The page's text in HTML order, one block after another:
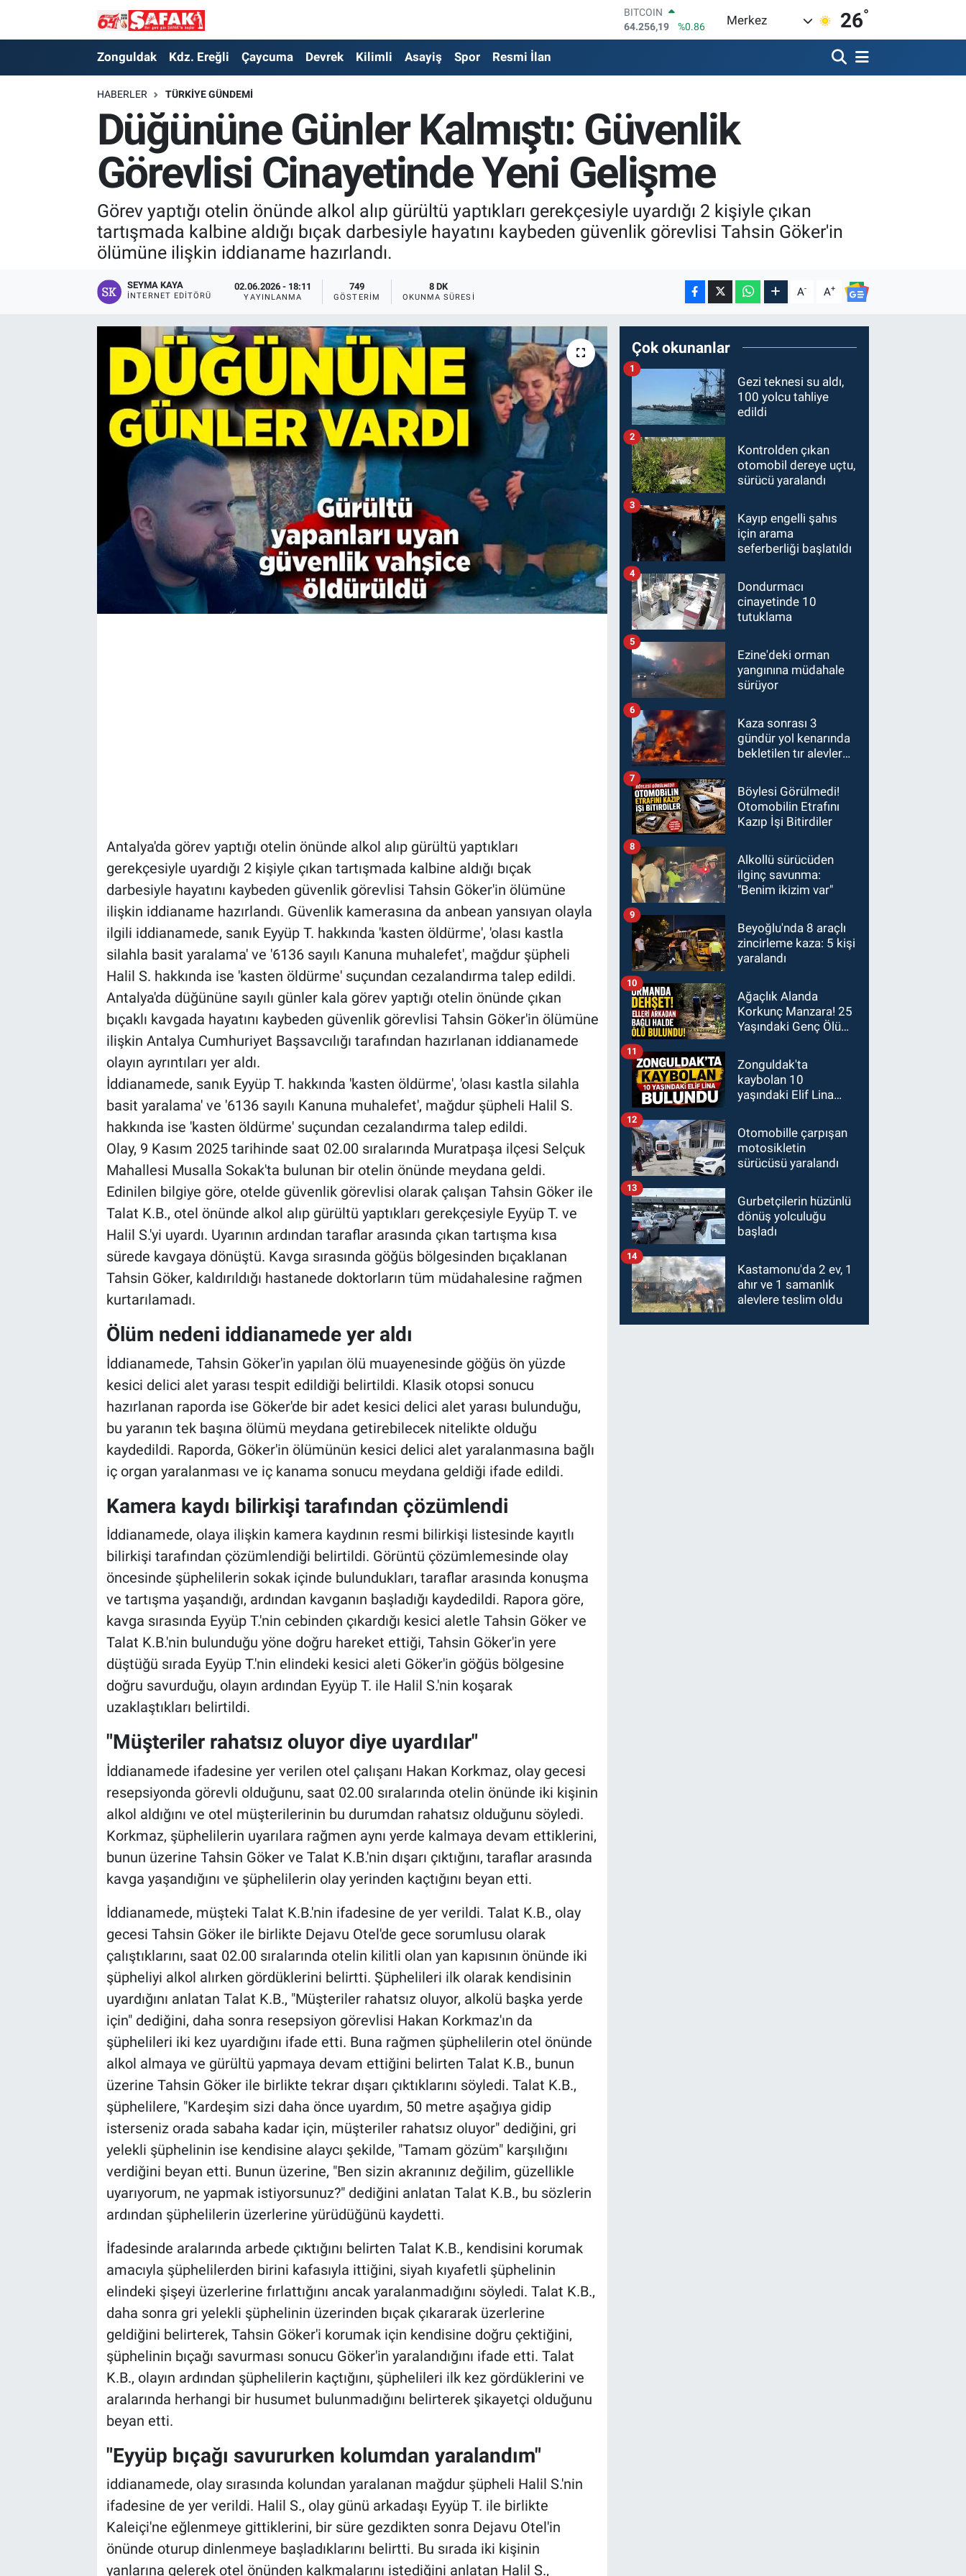
DOLAR
47,5785
%0.1
EURO
6384.71
BİST100
13.688
%0
BITCOIN
64.256,19
%0.86
Merkez 26°
Zonguldak Kdz. Ereğli Çaycuma Devrek Kilimli Asayiş Spor Resmi İlan
HABERLER TÜRKIYE GÜNDEMI
Düğününe Günler Kalmıştı: Güvenlik
Görevlisi Cinayetinde Yeni Gelişme
Görev yaptığı otelin önünde alkol alıp gürültü yaptıkları gerekçesiyle uyardığı 2 kişiyle çıkan
tartışmada kalbine aldığı bıçak darbesiyle hayatını kaybeden güvenlik görevlisi Tahsin Göker'in
ölümüne ilişkin iddianame hazırlandı.
SEYMA KAYA
İNTERNET EDITÖRÜ
02.06.2026 - 18:11
YAYINLANMA
749
GÖSTERIM
8 DK
OKUNMA SÜRESI A- A+
Antalya'da görev yaptığı otelin önünde alkol alıp gürültü yaptıkları
gerekçesiyle uyardığı 2 kişiyle çıkan tartışmada kalbine aldığı bıçak
darbesiyle hayatını kaybeden güvenlik görevlisi Tahsin Göker'in ölümüne
ilişkin iddianame hazırlandı. Güvenlik kamerasına da anbean yansıyan olayla
ilgili iddianamede, sanık Eyyüp T. hakkında 'kasten öldürme', 'olası kastla
silahla basit yaralama' ve '6136 sayılı Kanuna muhalefet', mağdur şüpheli
Halil S. hakkında ise 'kasten öldürme' suçundan cezalandırma talep edildi.
Antalya'da düğününe sayılı günler kala görev yaptığı otelin önünde çıkan
bıçaklı kavgada hayatını kaybeden güvenlik görevlisi Tahsin Göker'in ölümüne
ilişkin Antalya Cumhuriyet Başsavcılığı tarafından hazırlanan iddianamede
olayın ayrıntıları yer aldı.
İddianamede, sanık Eyyüp T. hakkında 'kasten öldürme', 'olası kastla silahla
basit yaralama' ve '6136 sayılı Kanuna muhalefet', mağdur şüpheli Halil S.
hakkında ise 'kasten öldürme' suçundan cezalandırma talep edildi.
Olay, 9 Kasım 2025 tarihinde saat 02.00 sıralarında Muratpaşa ilçesi Selçuk
Mahallesi Musalla Sokak'ta bulunan bir otelin önünde meydana geldi.
Edinilen bilgiye göre, otelde güvenlik görevlisi olarak çalışan Tahsin Göker ile
Talat K.B., otel önünde alkol alıp gürültü yaptıkları gerekçesiyle Eyyüp T. ve
Halil S.'yi uyardı. Uyarının ardından taraflar arasında çıkan tartışma kısa
sürede kavgaya dönüştü. Kavga sırasında göğüs bölgesinden bıçaklanan
Tahsin Göker, kaldırıldığı hastanede doktorların tüm müdahalesine rağmen
kurtarılamadı.
Ölüm nedeni iddianamede yer aldı
İddianamede, Tahsin Göker'in yapılan ölü muayenesinde göğüs ön yüzde
kesici delici alet yarası tespit edildiği belirtildi. Klasik otopsi sonucu
hazırlanan raporda ise Göker'de bir adet kesici delici alet yarası bulunduğu,
bu yaranın tek başına ölümü meydana getirebilecek nitelikte olduğu
kaydedildi. Raporda, Göker'in ölümünün kesici delici alet yaralanmasına bağlı
iç organ yaralanması ve iç kanama sonucu meydana geldiği ifade edildi.
Kamera kaydı bilirkişi tarafından çözümlendi
İddianamede, olaya ilişkin kamera kaydının resmi bilirkişi listesinde kayıtlı
bilirkişi tarafından çözümlendiği belirtildi. Görüntü çözümlemesinde olay
öncesinde şüphelilerin sokak içinde bulundukları, taraflar arasında konuşma
ve tartışma yaşandığı, ardından kavganın başladığı kaydedildi. Rapora göre,
kavga sırasında Eyyüp T.'nin cebinden çıkardığı kesici aletle Tahsin Göker ve
Talat K.B.'nin bulunduğu yöne doğru hareket ettiği, Tahsin Göker'in yere
düştüğü sırada Eyyüp T.'nin elindeki kesici aleti Göker'in göğüs bölgesine
doğru savurduğu, olayın ardından Eyyüp T. ile Halil S.'nin koşarak
uzaklaştıkları belirtildi.
"Müşteriler rahatsız oluyor diye uyardılar"
İddianamede ifadesine yer verilen otel çalışanı Hakan Korkmaz, olay gecesi
resepsiyonda görevli olduğunu, saat 02.00 sıralarında otelin önünde iki kişinin
alkol aldığını ve otel müşterilerinin bu durumdan rahatsız olduğunu söyledi.
Korkmaz, şüphelilerin uyarılara rağmen aynı yerde kalmaya devam ettiklerini,
bunun üzerine Tahsin Göker ve Talat K.B.'nin dışarı çıktığını, taraflar arasında
kavga yaşandığını ve şüphelilerin olay yerinden kaçtığını beyan etti.
İddianamede, müşteki Talat K.B.'nin ifadesine de yer verildi. Talat K.B., olay
gecesi Tahsin Göker ile birlikte Dejavu Otel'de gece sorumlusu olarak
çalıştıklarını, saat 02.00 sıralarında otelin kilitli olan yan kapısının önünde iki
şüpheliyi alkol alırken gördüklerini belirtti. Şüphelileri ilk olarak kendisinin
uyardığını anlatan Talat K.B., "Müşteriler rahatsız oluyor, alkolü başka yerde
için" dediğini, daha sonra resepsiyon görevlisi Hakan Korkmaz'ın da
şüphelileri iki kez uyardığını ifade etti. Buna rağmen şüphelilerin otel önünde
alkol almaya ve gürültü yapmaya devam ettiğini belirten Talat K.B., bunun
üzerine Tahsin Göker ile birlikte tekrar dışarı çıktıklarını söyledi. Talat K.B.,
şüphelilere, "Kardeşim sizi daha önce uyardım, 50 metre aşağıya gidip
isterseniz orada sabaha kadar için, müşteriler rahatsız oluyor" dediğini, gri
yelekli şüphelinin ise kendisine alaycı şekilde, "Tamam gözüm" karşılığını
verdiğini beyan etti. Bunun üzerine, "Ben sizin akranınız değilim, güzellikle
uyarıyorum, ne yapmak istiyorsunuz?" dediğini anlatan Talat K.B., bu sözlerin
ardından şüphelilerin üzerlerine yürüdüğünü kaydetti.
İfadesinde aralarında arbede çıktığını belirten Talat K.B., kendisini korumak
amacıyla şüphelilerden birini kafasıyla ittiğini, siyah kıyafetli şüphelinin
elindeki şişeyi üzerlerine fırlattığını ancak yaralanmadığını söyledi. Talat K.B.,
daha sonra gri yelekli şüphelinin üzerinden bıçak çıkararak üzerlerine
geldiğini belirterek, Tahsin Göker'i korumak için kendisine doğru çektiğini,
şüphelinin bıçağı savurması sonucu Göker'in yaralandığını ifade etti. Talat
K.B., olayın ardından şüphelilerin kaçtığını, şüphelileri ilk kez gördüklerini ve
aralarında herhangi bir husumet bulunmadığını belirterek şikayetçi olduğunu
beyan etti.
"Eyyüp bıçağı savururken kolumdan yaralandım"
iddianamede, olay sırasında kolundan yaralanan mağdur şüpheli Halil S.'nin
ifadesine de yer verildi. Halil S., olay günü arkadaşı Eyyüp T. ile birlikte
Kaleiçi'ne eğlenmeye gittiklerini, bir süre gezdikten sonra Dejavu Otel'in
önünde oturup dinlenmeye başladıklarını belirtti. Bu sırada iki kişinin
yanlarına gelerek otel önünden kalkmalarını istediğini anlatan Halil S.,
Çok okunanlar
Gezi teknesi su aldı,
100 yolcu tahliye
edildi
1
Kontrolden çıkan
otomobil dereye uçtu,
sürücü yaralandı
2
Kayıp engelli şahıs
için arama
seferberliği başlatıldı
3
Dondurmacı
cinayetinde 10
tutuklama
4
Ezine'deki orman
yangınına müdahale
sürüyor
5
Kaza sonrası 3
gündür yol kenarında
bekletilen tır alevlere
6
Böylesi Görülmedi!
Otomobilin Etrafını
Kazıp İşi Bitirdiler
7
Alkollü sürücüden
ilginç savunma:
"Benim ikizim var"
8
Beyoğlu'nda 8 araçlı
zincirleme kaza: 5 kişi
yaralandı
9
Ağaçlık Alanda
Korkunç Manzara! 25
Yaşındaki Genç Ölü
10
Zonguldak'ta
kaybolan 10
yaşındaki Elif Lina
11
Otomobille çarpışan
motosikletin
sürücüsü yaralandı
12
Gurbetçilerin hüzünlü
dönüş yolculuğu
başladı
13
Kastamonu'da 2 ev, 1
ahır ve 1 samanlık
alevlere teslim oldu
14
Zonguldak
Kdz. Ereğli
Zonguldak Nöbetçi Eczaneler
Zonguldak Hava Durumu
Zonguldak Namaz Vakitleri
Zonguldak Trafik Yoğunluk Haritası
Süper Lig Puan Durumu ve Fikstür
Tüm Manşetler